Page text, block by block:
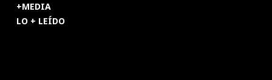
+MEDIA
LO + LEÍDO